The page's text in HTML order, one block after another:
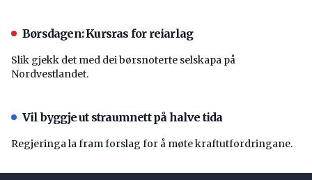
Børsdagen: Kursras for reiarlag
Slik gjekk det med dei børsnoterte selskapa på
Nordvestlandet.
Vil byggje ut straumnett på halve tida
Regjeringa la fram forslag for å møte kraftutfordringane.